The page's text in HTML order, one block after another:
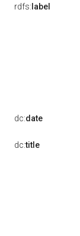
rdfs: label
dc:date
dc:title